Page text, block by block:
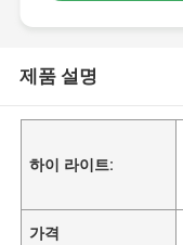
제품 설명
하이 라이트:
가격